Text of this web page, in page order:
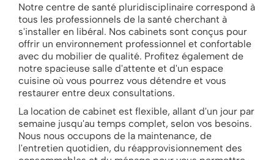
Notre centre de santé pluridisciplinaire correspond à
tous les professionnels de la santé cherchant à
s'installer en libéral. Nos cabinets sont conçus pour
offrir un environnement professionnel et confortable
avec du mobilier de qualité. Profitez également de
notre spacieuse salle d'attente et d'un espace
cuisine où vous pourrez vous détendre et vous
restaurer entre deux consultations.
La location de cabinet est flexible, allant d'un jour par
semaine jusqu'au temps complet, selon vos besoins.
Nous nous occupons de la maintenance, de
l'entretien quotidien, du réapprovisionnement des